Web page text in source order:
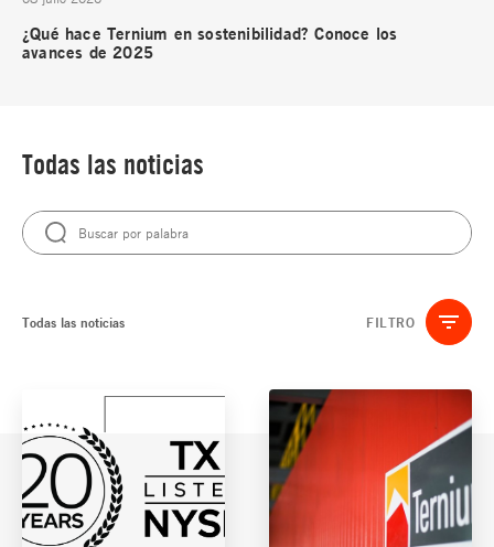
¿Qué hace Ternium en sostenibilidad? Conoce los
avances de 2025
Todas las noticias
Todas las noticias FILTRO